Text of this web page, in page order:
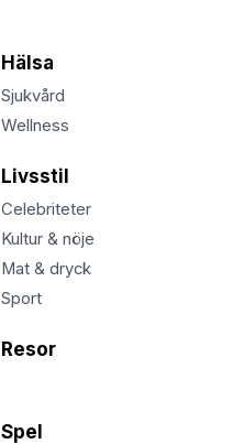
Hälsa
Sjukvård
Wellness
Livsstil
Celebriteter
Kultur & nöje
Mat & dryck
Sport
Resor
Spel